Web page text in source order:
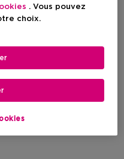
. Vous pouvez
choix.